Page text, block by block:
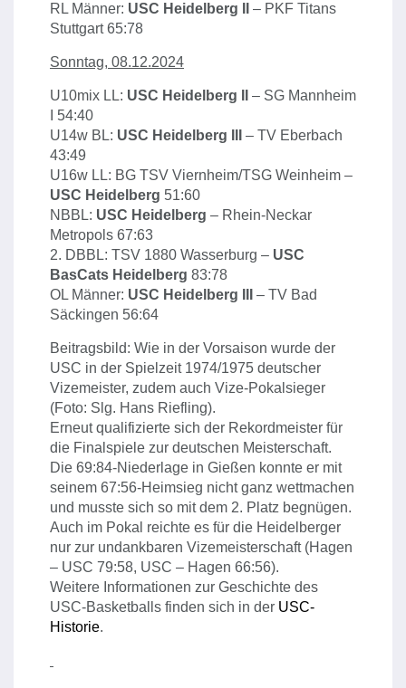
RL Männer: USC Heidelberg II
– PKF Titans
Stuttgart 65:78
Sonntag, 08.12.2024
U10mix LL: USC Heidelberg II
– SG Mannheim
I 54:40
U14w BL: USC Heidelberg III
– TV Eberbach
43:49
U16w LL: BG TSV Viernheim/TSG Weinheim –
USC Heidelberg 51:60
NBBL: USC Heidelberg – Rhein-Neckar
Metropols 67:63
2. DBBL: TSV 1880 Wasserburg – USC
BasCats Heidelberg 83:78
OL Männer: USC Heidelberg III
– TV Bad
Säckingen 56:64
Beitragsbild: Wie in der Vorsaison wurde der
USC in der Spielzeit 1974/1975 deutscher
Vizemeister, zudem auch Vize-Pokalsieger
(Foto: Slg. Hans Riefling).
Erneut qualifizierte sich der Rekordmeister für
die Finalspiele zur deutschen Meisterschaft.
Die 69:84-Niederlage in Gießen konnte er mit
seinem 67:56-Heimsieg nicht ganz wettmachen
und musste sich so mit dem 2. Platz begnügen.
Auch im Pokal reichte es für die Heidelberger
nur zur undankbaren Vizemeisterschaft (Hagen
– USC 79:58, USC – Hagen 66:56).
Weitere Informationen zur Geschichte des
USC-Basketballs finden sich in der USC-
Historie.